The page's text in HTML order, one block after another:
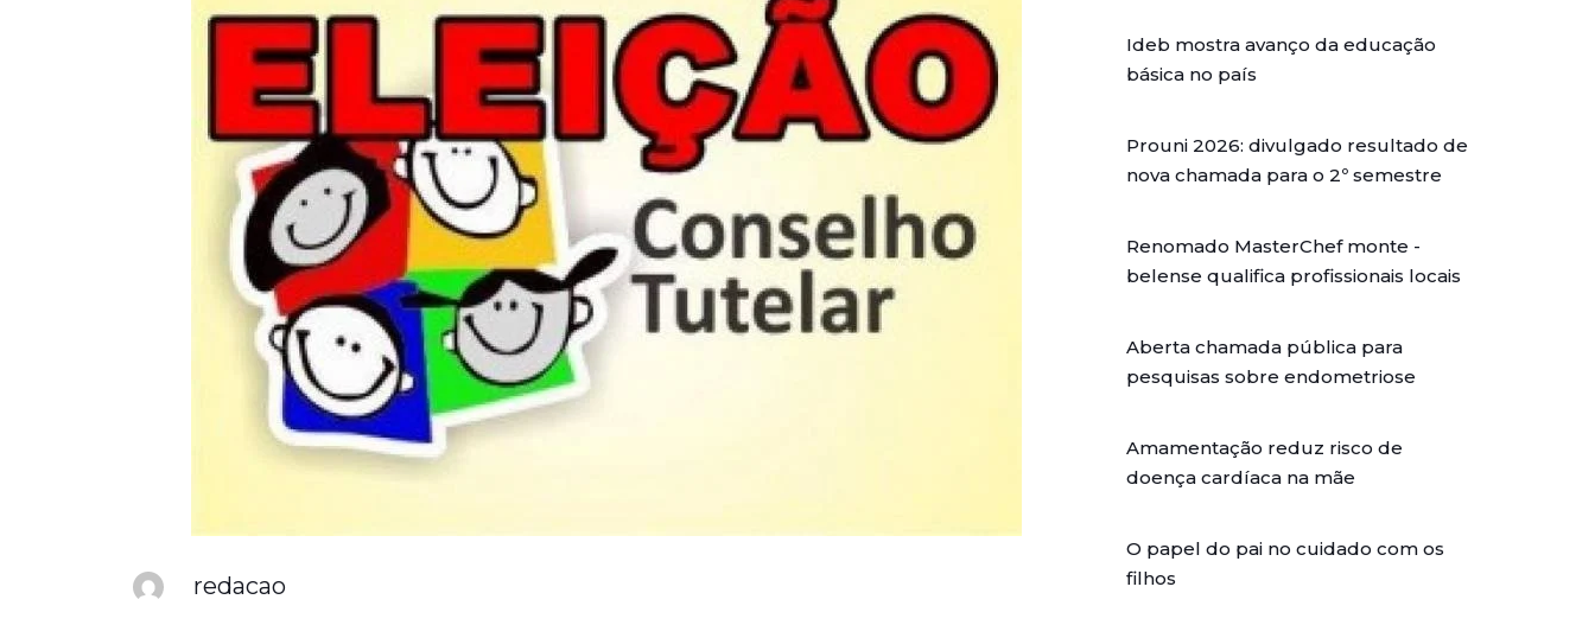
redacao
Ideb mostra avanço da educação
básica no país
Prouni 2026: divulgado resultado de
nova chamada para o 2º semestre
Renomado MasterChef monte -
belense qualifica profissionais locais
Aberta chamada pública para
pesquisas sobre endometriose
Amamentação reduz risco de
doença cardíaca na mãe
O papel do pai no cuidado com os
filhos